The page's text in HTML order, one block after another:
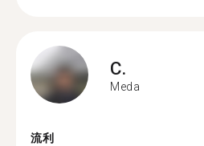
C.
Meda
流利